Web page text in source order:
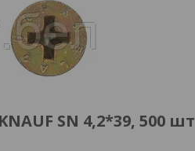
SN 4,2*39, 500 шт